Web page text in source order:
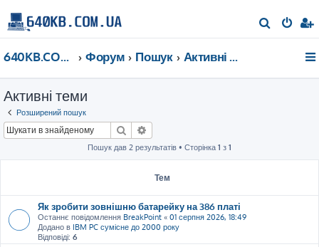
о
640KB.COM.UA Форум Пошук Активні теми
Активні теми
Розширений пошук
Пошук
Пошук дав 2 результатів • Сторінка 1 з 1
Тем
Як зробити зовнішню батарейку на 386 платі
Останнє повідомлення BreakPoint « 01 серпня 2026, 18:49
Додано в IBM PC сумісне до 2000 року
Відповіді: 6